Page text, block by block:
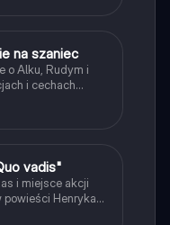
na szaniec
o Alku, Rudym i
i cechach
vadis"
i miejsce akcji
powieści Henryka